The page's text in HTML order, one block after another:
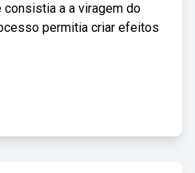
a a viragem do
permitia criar efeitos